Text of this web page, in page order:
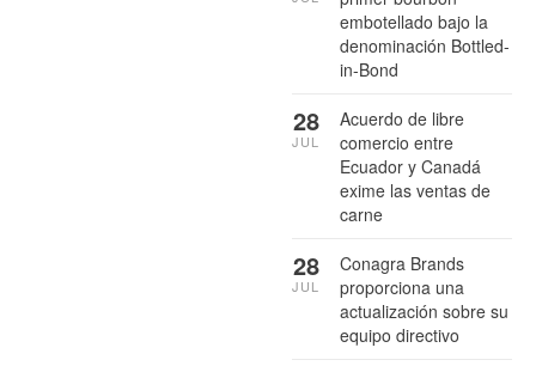
embotellado bajo la
denominación Bottled-
in-Bond
Acuerdo de libre
comercio entre
Ecuador y Canadá
exime las ventas de
carne
28
JUL
Conagra Brands
proporciona una
actualización sobre su
equipo directivo
28
JUL